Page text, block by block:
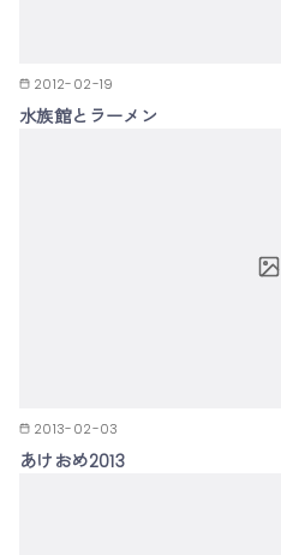
2012-02-19
水族館とラーメン
2013-02-03
あけおめ2013